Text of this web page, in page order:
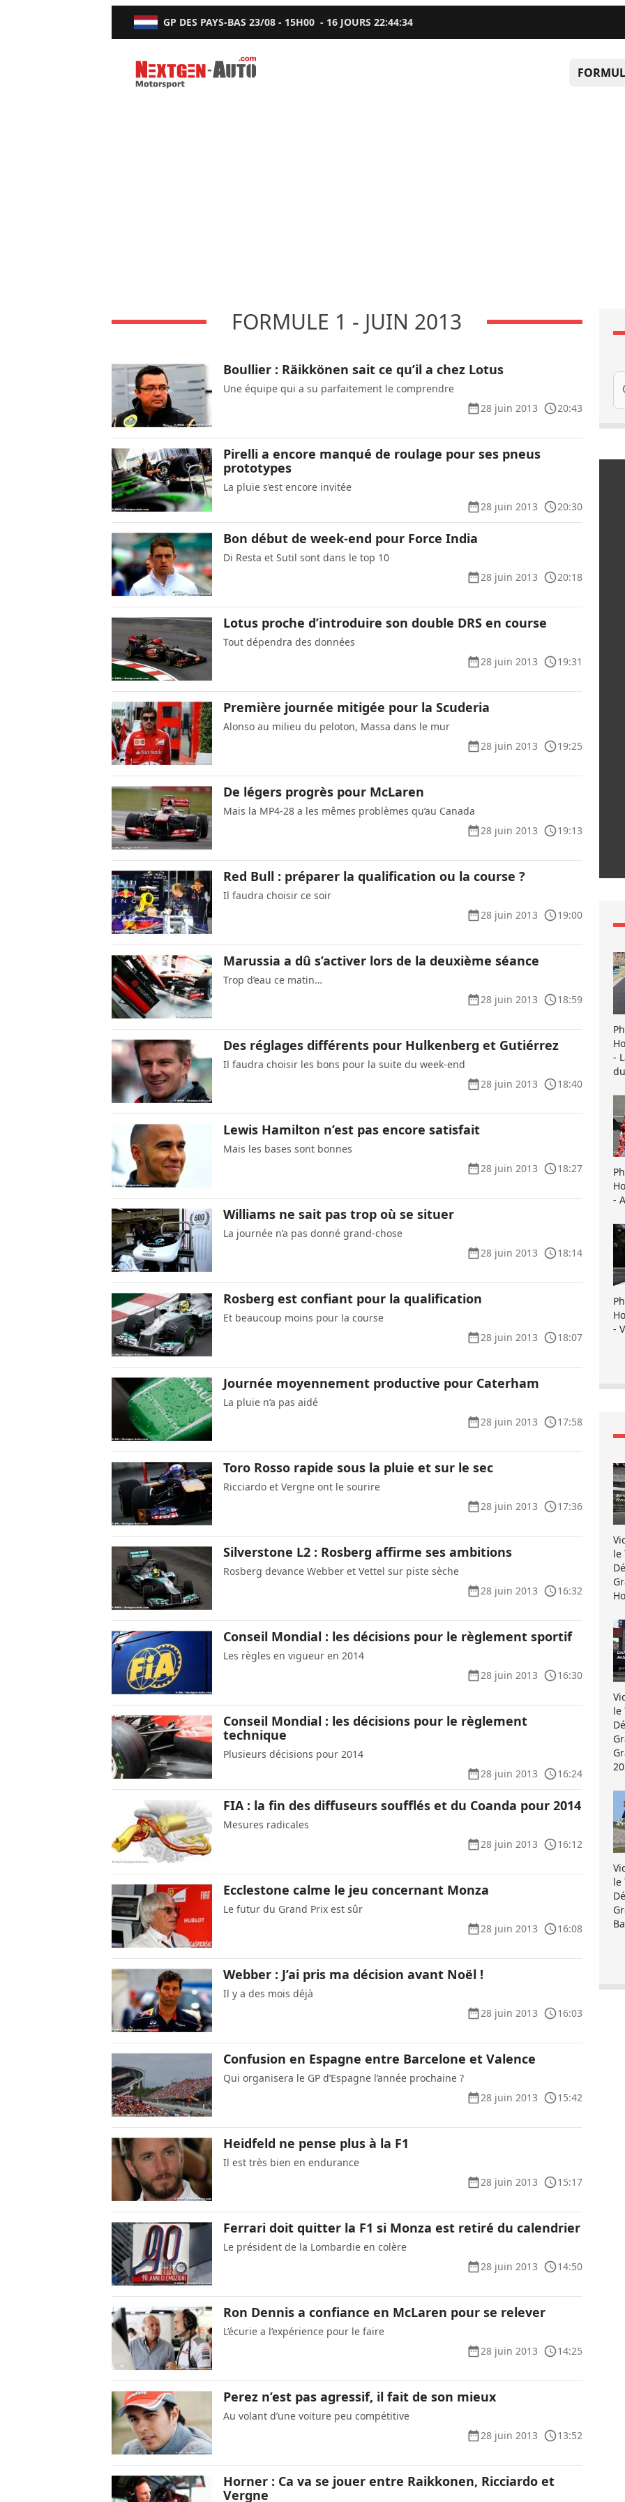
GP DES PAYS-BAS 23/08 - 15H00 - 16 JOURS22:44:33
Nextgen-Auto.com
FORMULE 1 - JUIN 2013
Boullier : Räikkönen sait ce qu’il a chez Lotus
Une équipe qui a su parfaitement le comprendre
28 juin 2013
20:43
Pirelli a encore manqué de roulage pour ses pneus
prototypes
La pluie s’est encore invitée
28 juin 2013
20:30
Bon début de week-end pour Force India
Di Resta et Sutil sont dans le top 10
28 juin 2013
20:18
Lotus proche d’introduire son double DRS en course
Tout dépendra des données
28 juin 2013
19:31
Première journée mitigée pour la Scuderia
Alonso au milieu du peloton, Massa dans le mur
28 juin 2013
19:25
De légers progrès pour McLaren
Mais la MP4-28 a les mêmes problèmes qu’au Canada
28 juin 2013
19:13
Red Bull : préparer la qualification ou la course ?
Il faudra choisir ce soir
28 juin 2013
19:00
Marussia a dû s’activer lors de la deuxième séance
Trop d’eau ce matin…
28 juin 2013
18:59
Des réglages différents pour Hulkenberg et Gutiérrez
Il faudra choisir les bons pour la suite du week-end
28 juin 2013
18:40
Lewis Hamilton n’est pas encore satisfait
Mais les bases sont bonnes
28 juin 2013
18:27
Williams ne sait pas trop où se situer
La journée n’a pas donné grand-chose
28 juin 2013
18:14
Rosberg est confiant pour la qualification
Et beaucoup moins pour la course
28 juin 2013
18:07
Journée moyennement productive pour Caterham
La pluie n’a pas aidé
28 juin 2013
17:58
Toro Rosso rapide sous la pluie et sur le sec
Ricciardo et Vergne ont le sourire
28 juin 2013
17:36
Silverstone L2 : Rosberg affirme ses ambitions
Rosberg devance Webber et Vettel sur piste sèche
28 juin 2013
16:32
Conseil Mondial : les décisions pour le règlement sportif
Les règles en vigueur en 2014
28 juin 2013
16:30
Conseil Mondial : les décisions pour le règlement
technique
Plusieurs décisions pour 2014
28 juin 2013
16:24
FIA : la fin des diffuseurs soufflés et du Coanda pour 2014
Mesures radicales
28 juin 2013
16:12
Ecclestone calme le jeu concernant Monza
Le futur du Grand Prix est sûr
28 juin 2013
16:08
Webber : J’ai pris ma décision avant Noël !
Il y a des mois déjà
28 juin 2013
16:03
Confusion en Espagne entre Barcelone et Valence
Qui organisera le GP d’Espagne l’année prochaine ?
28 juin 2013
15:42
Heidfeld ne pense plus à la F1
Il est très bien en endurance
28 juin 2013
15:17
Ferrari doit quitter la F1 si Monza est retiré du calendrier
Le président de la Lombardie en colère
28 juin 2013
14:50
Ron Dennis a confiance en McLaren pour se relever
L’écurie a l’expérience pour le faire
28 juin 2013
14:25
Perez n’est pas agressif, il fait de son mieux
Au volant d’une voiture peu compétitive
28 juin 2013
13:52
Horner : Ca va se jouer entre Raikkonen, Ricciardo et
Vergne
-
-
-
le
le
le